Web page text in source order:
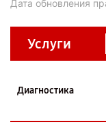
Дата обновления
Услуги
Диагностика